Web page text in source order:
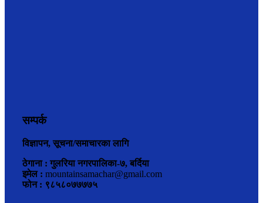
सम्पर्क
विज्ञापन, सूचना/समाचारका लागि
ठेगाना : गुलरिया नगरपालिका-७, बर्दिया
इमेल : mountainsamachar@gmail.com
फोन : ९८५८०७७७७५